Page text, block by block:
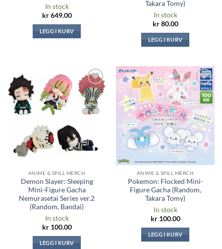
In stock
kr649.00
LEGG I KURV
Takara Tomy)
In stock
kr80.00
LEGG I KURV
Legg til i
ønskeliste
ANIME & SPILL MERCH
Demon Slayer: Sleeping
Mini-Figure Gacha
Nemurasetai Series ver.2
(Random, Bandai)
In stock
kr100.00
LEGG I KURV
Legg til i
ønskeliste
ANIME & SPILL MERCH
Pokemon: Flocked Mini-
Figure Gacha (Random,
Takara Tomy)
In stock
kr100.00
LEGG I KURV